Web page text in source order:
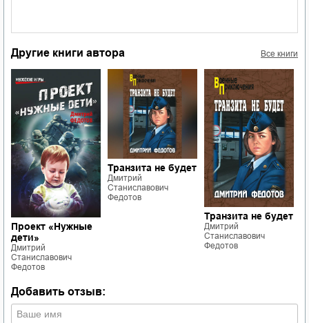
Другие книги автора Все книги
Проект «Нужные
дети»
Дмитрий
Станиславович
Федотов
Транзита не будет
Дмитрий
Станиславович
Федотов
Транзита не будет
Дмитрий
Станиславович
Федотов
Добавить отзыв: